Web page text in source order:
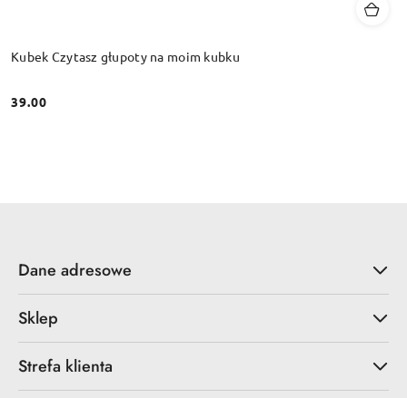
Kubek Czytasz głupoty na moim kubku
Cena:
39.00
Dane adresowe
Sklep
Strefa klienta